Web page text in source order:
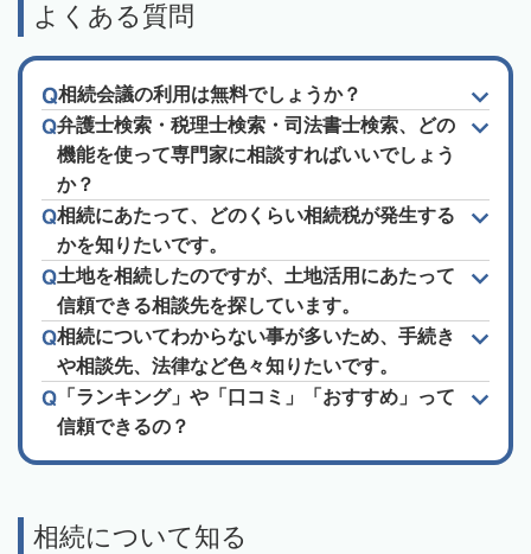
よくある質問
相続会議の利用は無料でしょうか？
弁護士検索・税理士検索・司法書士検索、どの
機能を使って専門家に相談すればいいでしょう
か？
相続にあたって、どのくらい相続税が発生する
かを知りたいです。
土地を相続したのですが、土地活用にあたって
信頼できる相談先を探しています。
相続についてわからない事が多いため、手続き
や相談先、法律など色々知りたいです。
「ランキング」や「口コミ」「おすすめ」って
信頼できるの？
相続について知る